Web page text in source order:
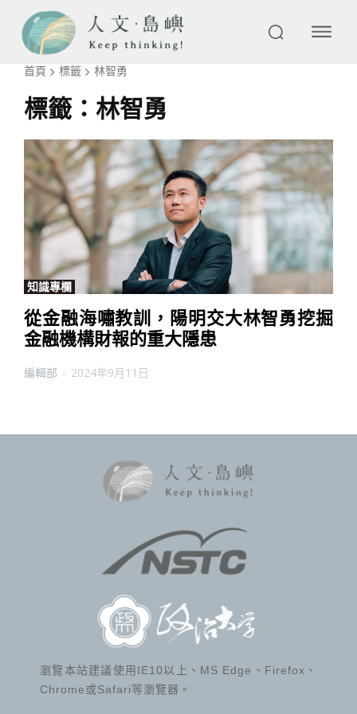
首頁 標籤 林智勇
標籤： 林智勇
知識專欄
從金融海嘯教訓，陽明交大林智勇挖掘
金融機構財報的重大隱患
編輯部 - 2024年9月11日
瀏覽本站建議使用IE10以上、MS Edge、Firefox、
Chrome或Safari等瀏覽器。